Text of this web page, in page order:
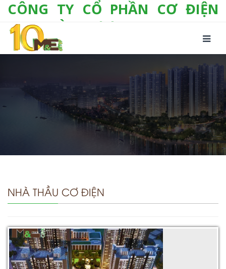
CÔNG TY CỔ PHẦN CƠ ĐIỆN
LẠNH VÀ THƯƠNG MẠI M&E
Số 10/357 Tam Trinh, P. Hoàng Văn Thụ, Q.
Hoàng Mai, TP. Hà Nội
Fax: +(84-24) 3 632 1297
Email: info@megroup.vn Website: www.megroup.vn
NHÀ THẦU CƠ ĐIỆN